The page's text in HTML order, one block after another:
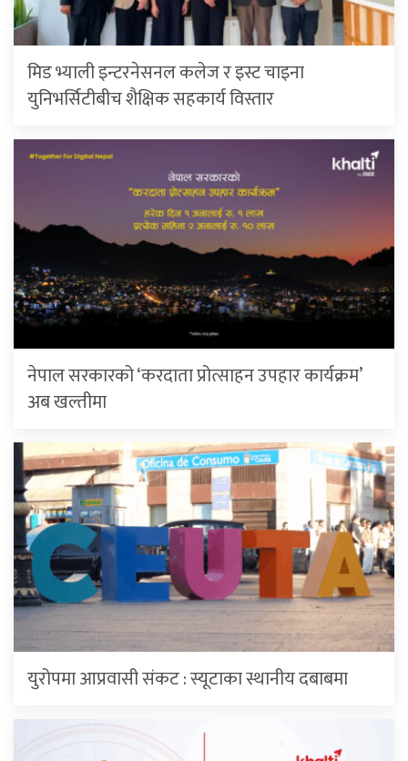
मिड भ्याली इन्टरनेसनल कलेज र इस्ट चाइना
युनिभर्सिटीबीच शैक्षिक सहकार्य विस्तार
नेपाल सरकारको ‘करदाता प्रोत्साहन उपहार कार्यक्रम’
अब खल्तीमा
युरोपमा आप्रवासी संकट : स्यूटाका स्थानीय दबाबमा